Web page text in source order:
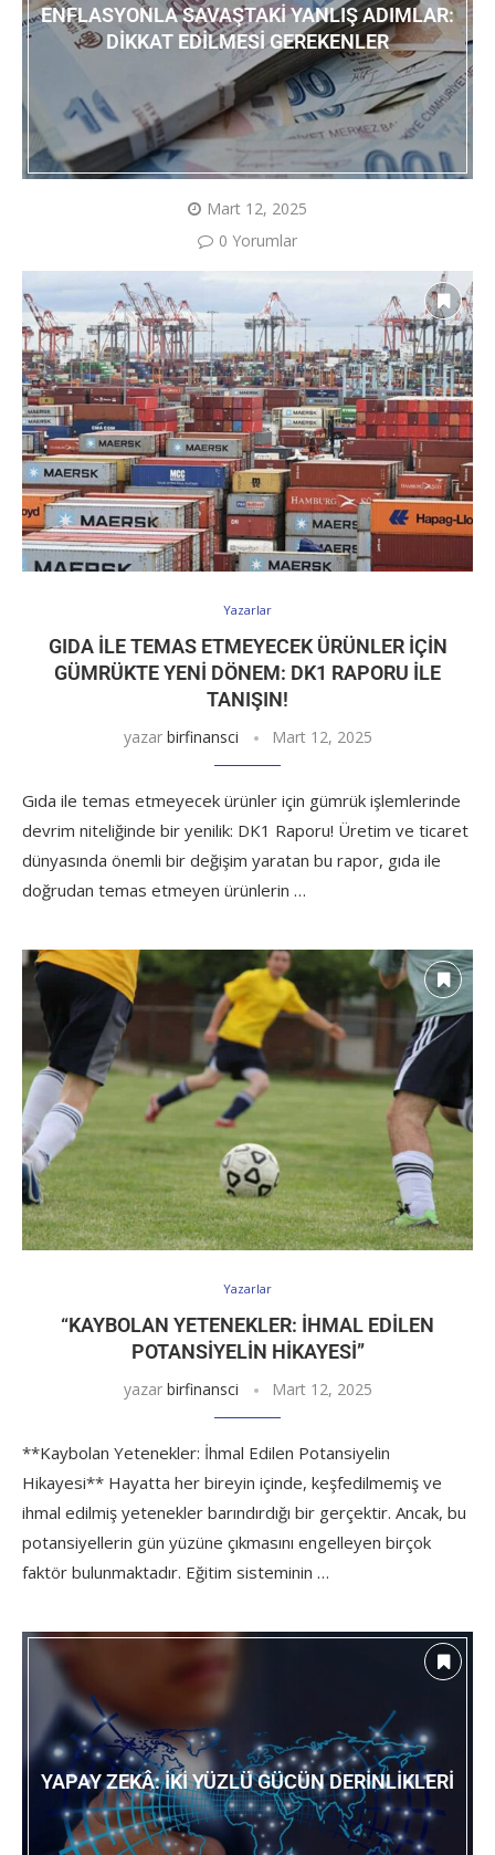
ENFLASYONLA SAVAŞTAKI YANLIŞ ADIMLAR:
DIKKAT EDILMESI GEREKENLER
Mart 12, 2025
0 Yorumlar
Yazarlar
GIDA ILE TEMAS ETMEYECEK ÜRÜNLER IÇIN
GÜMRÜKTE YENI DÖNEM: DK1 RAPORU ILE
TANIŞIN!
yazar birfinansci Mart 12, 2025
Gıda ile temas etmeyecek ürünler için gümrük işlemlerinde
devrim niteliğinde bir yenilik: DK1 Raporu! Üretim ve ticaret
dünyasında önemli bir değişim yaratan bu rapor, gıda ile
doğrudan temas etmeyen ürünlerin …
Yazarlar
“KAYBOLAN YETENEKLER: İHMAL EDILEN
POTANSIYELIN HIKAYESI”
yazar birfinansci Mart 12, 2025
**Kaybolan Yetenekler: İhmal Edilen Potansiyelin
Hikayesi** Hayatta her bireyin içinde, keşfedilmemiş ve
ihmal edilmiş yetenekler barındırdığı bir gerçektir. Ancak, bu
potansiyellerin gün yüzüne çıkmasını engelleyen birçok
faktör bulunmaktadır. Eğitim sisteminin …
YAPAY ZEKÂ: İKI YÜZLÜ GÜCÜN DERINLIKLERI